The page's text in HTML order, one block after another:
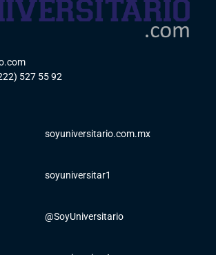
527 55 92
soyuniversitario.com.mx
soyuniversitar1
@SoyUniversitario